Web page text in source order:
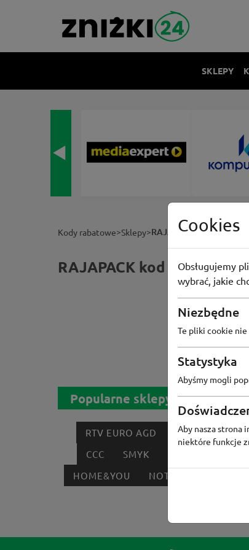
SKLEPY
Kody rabatowe>Sklepy>RAJAPACK
RAJAPACK kod rabatowy
Popularne sklepy
RTV EURO AGD MODIVO
CCC
SMYK
HOME&YOU
NOTINO
Cookies
Obsługujemy
wybrać, jakie
Niezbędne
Te pliki cookie
Statystyka
Abyśmy mogli
Aby nasza strona
niektóre funkcje